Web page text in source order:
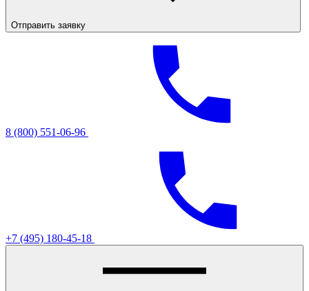
Отправить заявку
8 (800) 551-06-96
+7 (495) 180-45-18